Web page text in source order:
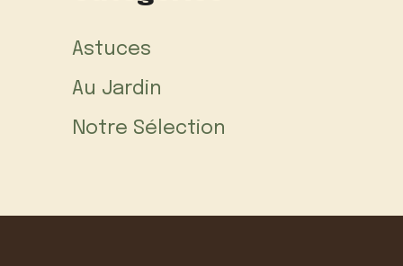
Astuces
Au Jardin
Notre Sélection